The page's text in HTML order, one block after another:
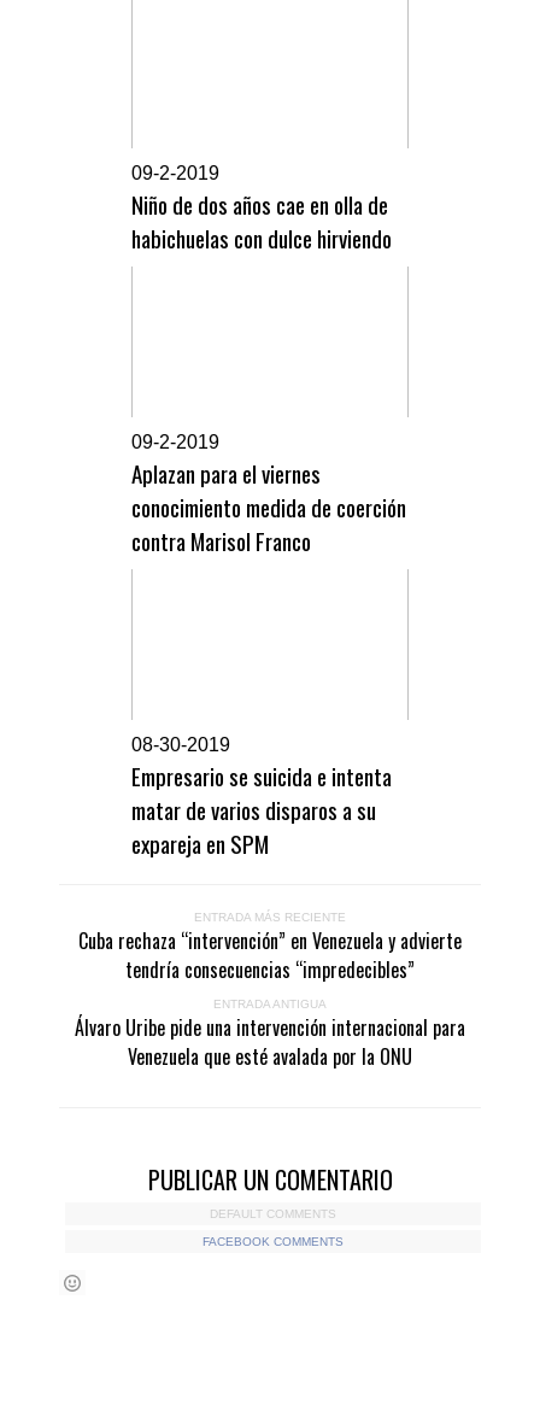
09-2-2019
Niño de dos años cae en olla de
habichuelas con dulce hirviendo
09-2-2019
Aplazan para el viernes
conocimiento medida de coerción
contra Marisol Franco
08-30-2019
Empresario se suicida e intenta
matar de varios disparos a su
expareja en SPM
ENTRADA MÁS RECIENTE
Cuba rechaza “intervención” en Venezuela y advierte
tendría consecuencias “impredecibles”
ENTRADA ANTIGUA
Álvaro Uribe pide una intervención internacional para
Venezuela que esté avalada por la ONU
PUBLICAR UN COMENTARIO
DEFAULT COMMENTS
FACEBOOK COMMENTS